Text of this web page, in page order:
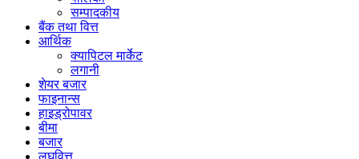
सम्पादकीय
बैंक तथा वित्त
आर्थिक
क्यापिटल मार्केट
लगानी
शेयर बजार
फाइनान्स
हाइड्रोपावर
बीमा
बजार
लघुवित्त